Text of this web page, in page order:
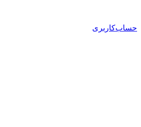
حساب‌کاربری